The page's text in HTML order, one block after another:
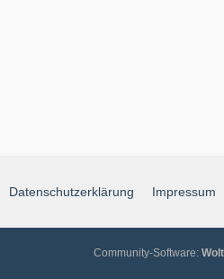
Datenschutzerklärung Impressum
Community-Software: